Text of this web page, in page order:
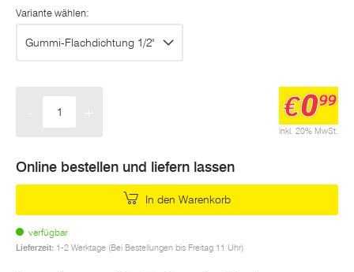
Variante wählen:
Gummi-Flachdichtung 1/2"
inkl. 20% MwSt.
€099
Online bestellen und liefern lassen
In den Warenkorb
verfügbar
Lieferzeit: 1-2 Werktage (Bei Bestellungen bis Freitag 11 Uhr)